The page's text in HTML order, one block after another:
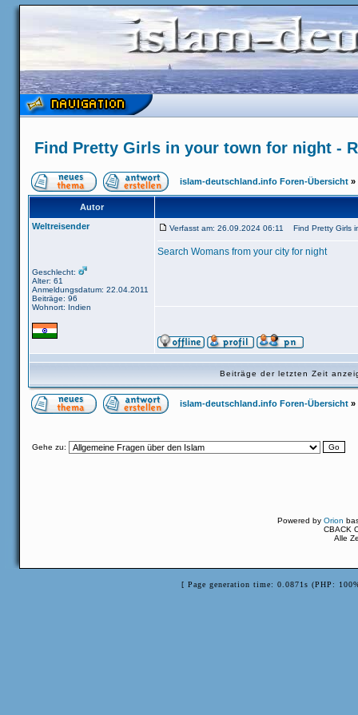
Find Pretty Girls in your town for night -
islam-deutschland.info Foren-Übersicht »
Autor
Weltreisender
Geschlecht:
Alter: 61
Anmeldungsdatum: 22.04.2011
Beiträge: 96
Wohnort: Indien
Verfasst am: 26.09.2024 06:11 Find Pretty Girls
Search Womans from your city for night
Beiträge der letzten Zeit
islam-deutschland.info Foren-Übersicht »
Gehe zu:
Powered byOrion
CBACK
Alle
[ Page generation time: 0.0871s (PHP: